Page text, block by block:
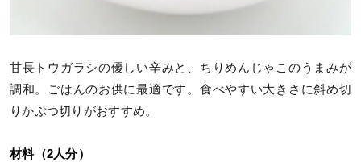
甘長トウガラシの優しい辛みと、ちりめんじゃこのうまみが
調和。ごはんのお供に最適です。食べやすい大きさに斜め切
りかぶつ切りがおすすめ。
材料（2人分）